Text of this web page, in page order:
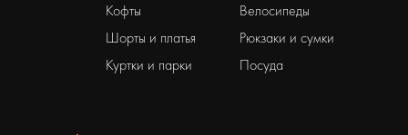
Рюкзаки и сумки
Велосипеды
Куртки и парки
Кофты
Шорты и платья
Посуда